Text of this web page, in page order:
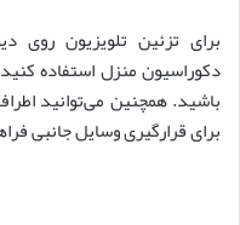
برای تزئین تلویزیون روی
دکوراسیون منزل استفاده
باشید. همچنین می‌توانید
برای قرارگیری وسایل جانبی